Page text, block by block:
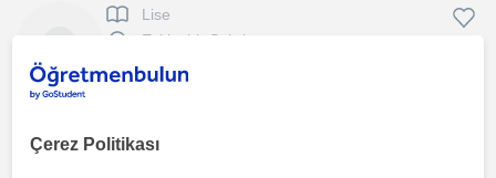
Lise
Eskisehir Sehri
ders programı hazırlıyorum. Görsel materyallerle de...
Çerez Politikası